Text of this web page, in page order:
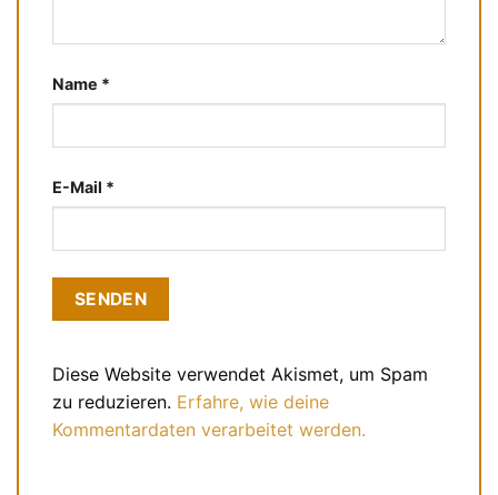
Name *
E-Mail *
Diese Website verwendet Akismet, um Spam
zu reduzieren. Erfahre, wie deine
Kommentardaten verarbeitet werden.